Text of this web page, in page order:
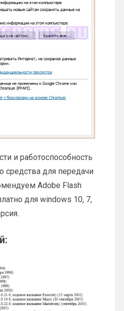
и работоспособность
средства для передачи
Adobe Flash
для windows 10, 7,